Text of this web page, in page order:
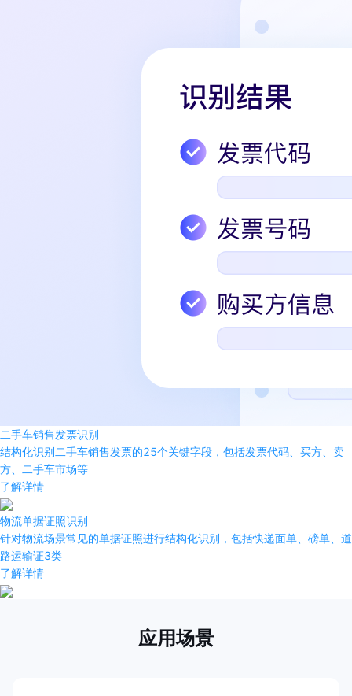
二手车销售发票识别
结构化识别二手车销售发票的25个关键字段，包括发票代码、买方、卖
方、二手车市场等
了解详情
物流单据证照识别
针对物流场景常见的单据证照进行结构化识别，包括快递面单、磅单、道
路运输证3类
了解详情
应用场景